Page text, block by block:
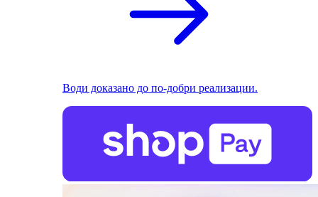
Води доказано до по-добри реализации.